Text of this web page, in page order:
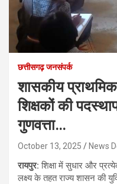
छत्तीसगढ़ जनसंपर्क
शासकीय प्राथमिक
शिक्षकों की
गुणवत्ता…
October 13, 2025 News
रायपुर:शिक्षा में सुधार और
लक्ष्य के तहत राज्य शासन की